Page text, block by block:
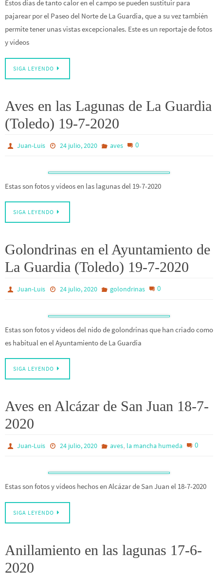
Estos días de tanto calor en el campo se pueden sustituir para
pajarear por el Paseo del Norte de La Guardia, que a su vez también
permite tener unas vistas excepcionales. Este es un reportaje de fotos
y vídeos
SIGA LEYENDO
Aves en las Lagunas de La Guardia
(Toledo) 19-7-2020
Juan-Luis 24 julio, 2020 aves 0
Estas son fotos y vídeos en las lagunas del 19-7-2020
SIGA LEYENDO
Golondrinas en el Ayuntamiento de
La Guardia (Toledo) 19-7-2020
Juan-Luis 24 julio, 2020 golondrinas 0
Estas son fotos y vídeos del nido de golondrinas que han criado como
es habitual en el Ayuntamiento de La Guardia
SIGA LEYENDO
Aves en Alcázar de San Juan 18-7-
2020
Juan-Luis 24 julio, 2020 aves, la mancha humeda 0
Estas son fotos y vídeos hechos en Alcázar de San Juan el 18-7-2020
SIGA LEYENDO
Anillamiento en las lagunas 17-6-
2020